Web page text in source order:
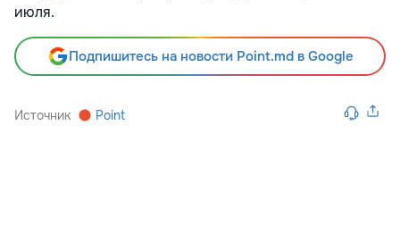
июля.
Подпишитесь на новости Point.md в Google
Источник Point